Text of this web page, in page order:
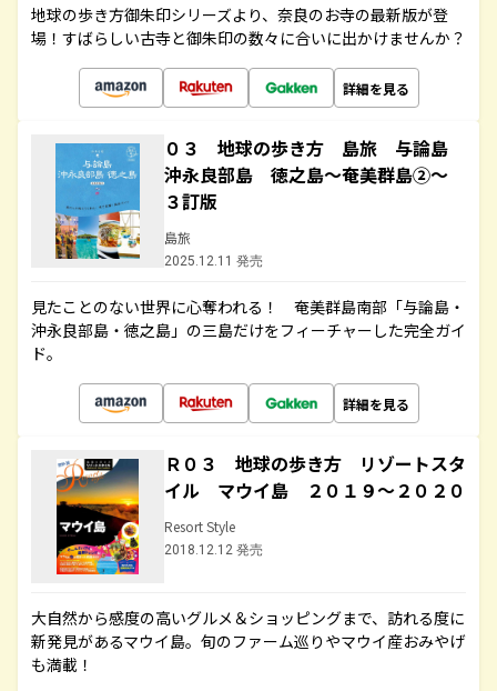
地球の歩き方御朱印シリーズより、奈良のお寺の最新版が登
場！すばらしい古寺と御朱印の数々に合いに出かけませんか？
詳細を見る
０３ 地球の歩き方 島旅 与論島
沖永良部島 徳之島～奄美群島②～
３訂版
島旅
2025.12.11 発売
見たことのない世界に心奪われる！ 奄美群島南部「与論島・
沖永良部島・徳之島」の三島だけをフィーチャーした完全ガイ
ド。
詳細を見る
Ｒ０３ 地球の歩き方 リゾートスタ
イル マウイ島 ２０１９～２０２０
Resort Style
2018.12.12 発売
大自然から感度の高いグルメ＆ショッピングまで、訪れる度に
新発見があるマウイ島。旬のファーム巡りやマウイ産おみやげ
も満載！